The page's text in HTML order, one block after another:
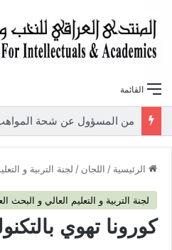
القائمة
الرئيسية / اللجان / لجنة التربية و
لجنة التربية و التعليم العالي و البحث
كورونا تهوي